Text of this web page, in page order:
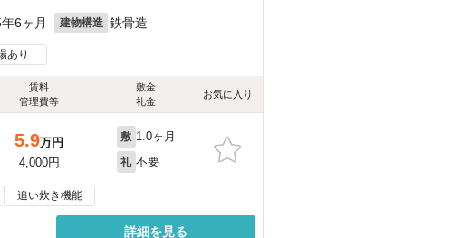
6ヶ月 建物構造 鉄骨造
あり
賃料
管理費等
敷金
礼金
お気に入り
5.9万円
4,000円
敷 1.0ヶ月
礼 不要
追い炊き機能
詳細を見る